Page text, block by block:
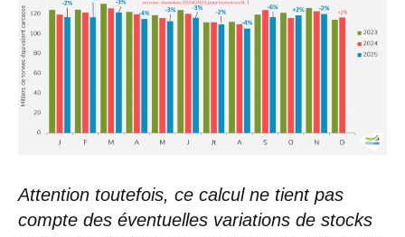
Attention toutefois, ce calcul ne tient pas
compte des éventuelles variations de stocks